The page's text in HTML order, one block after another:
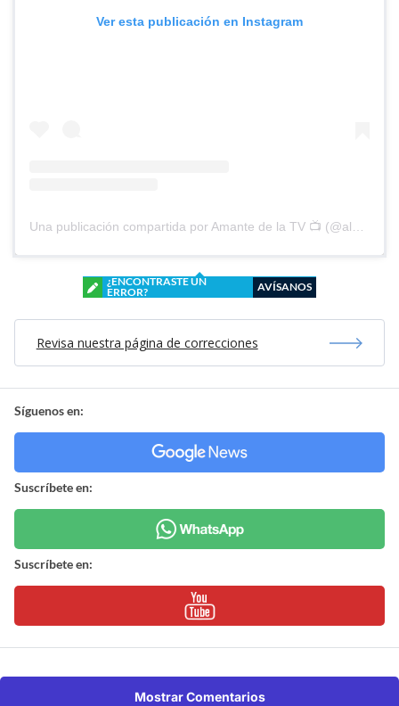
Ver esta publicación en Instagram
¿ENCONTRASTE UN
ERROR?
AVÍSANOS
Revisa nuestra página de correcciones
Síguenos en:
Suscríbete en:
Suscríbete en:
Mostrar Comentarios